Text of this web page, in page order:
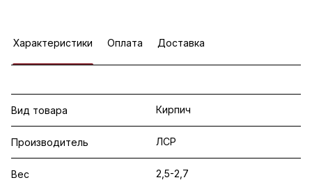
Характеристики Оплата Доставка
Вид товара Кирпич
Производитель ЛСР
Вес 2,5-2,7